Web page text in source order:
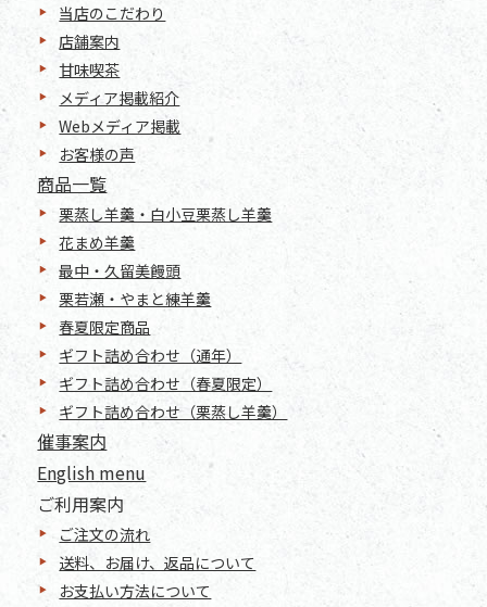
当店のこだわり
店舗案内
甘味喫茶
メディア掲載紹介
Webメディア掲載
お客様の声
商品一覧
栗蒸し羊羹・白小豆栗蒸し羊羹
花まめ羊羹
最中・久留美饅頭
栗若瀬・やまと練羊羹
春夏限定商品
ギフト詰め合わせ（通年）
ギフト詰め合わせ（春夏限定）
ギフト詰め合わせ（栗蒸し羊羹）
催事案内
English menu
ご利用案内
ご注文の流れ
送料、お届け、返品について
お支払い方法について